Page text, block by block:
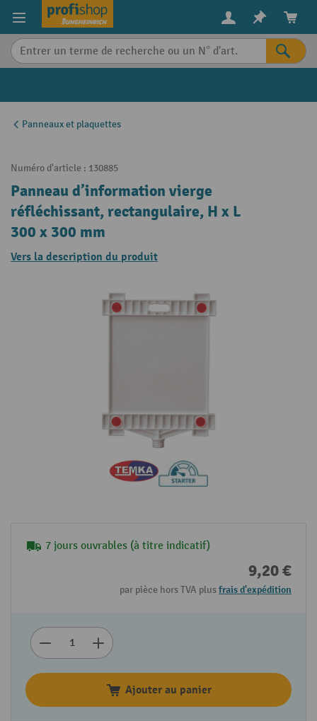
content
Panneaux et plaquettes
Numéro d'article : 130885
Panneau d’information vierge
réfléchissant, rectangulaire, H x L
300 x 300 mm
Vers la description du produit
7 jours ouvrables (à titre indicatif)
9,20 €
par pièce hors TVA plusfrais d'expédition
Ajouter au panier